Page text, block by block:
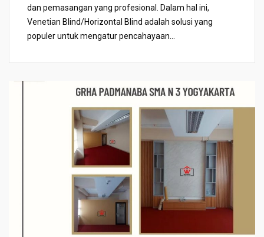
dan pemasangan yang profesional. Dalam hal ini,
Venetian Blind/Horizontal Blind adalah solusi yang
populer untuk mengatur pencahayaan...